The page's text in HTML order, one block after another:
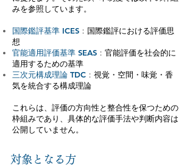
みを参照しています。
国際鑑評基準 ICES ： 国際鑑評における評価思
想
官能適用評価基準 SEAS ： 官能評価を社会的に
適用するための基準
三次元構成理論 TDC ： 視覚・空間・味覚・香
気を統合する構成理論
これらは、評価の方向性と整合性を保つための
枠組みであり、具体的な評価手法や判断内容は
公開していません。
対象となる方